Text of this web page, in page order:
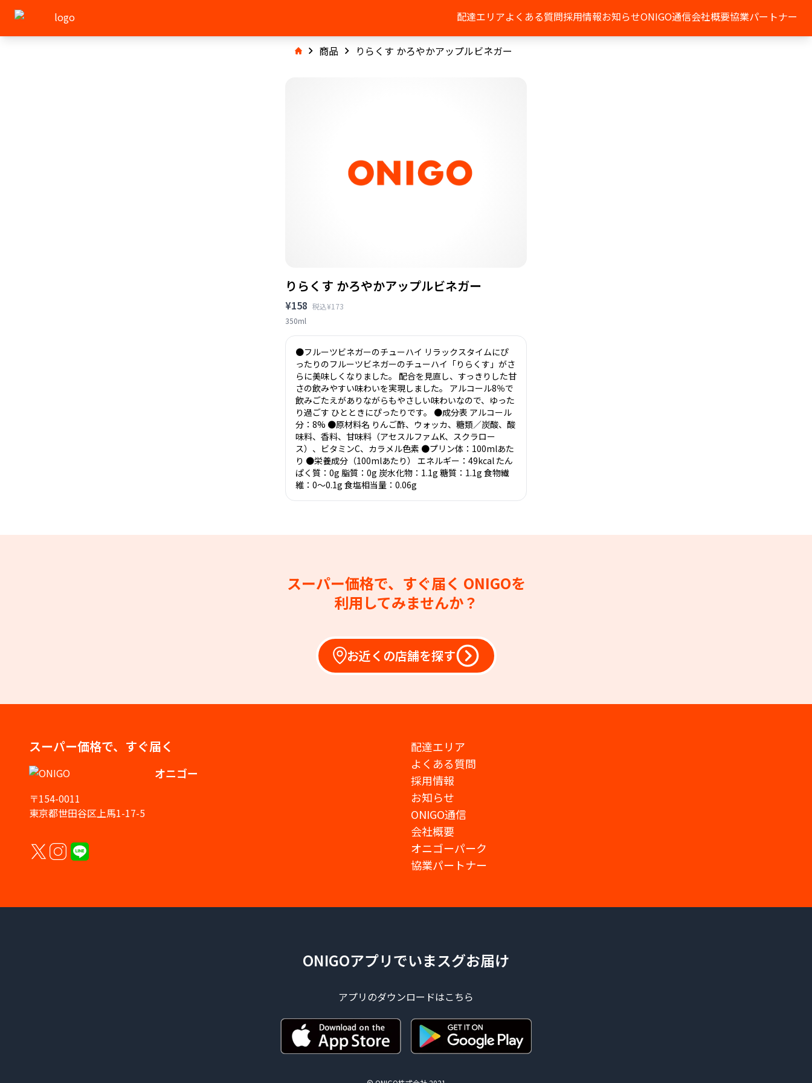
配達エリアよくある質問採用情報お知らせONIGO通信会社概要協業パートナー
商品 りらくす かろやかアップルビネガー
りらくす かろやかアップルビネガー
¥158 税込¥173
350ml
●フルーツビネガーのチューハイ リラックスタイムにぴ
ったりのフルーツビネガーのチューハイ「りらくす」がさ
らに美味しくなりました。 配合を見直し、すっきりした甘
さの飲みやすい味わいを実現しました。 アルコール8％で
飲みごたえがありながらもやさしい味わいなので、ゆった
り過ごす ひとときにぴったりです。 ●成分表 アルコール
分：8% ●原材料名 りんご酢、ウォッカ、糖類／炭酸、酸
味料、香料、甘味料（アセスルファムK、スクラロー
ス）、ビタミンC、カラメル色素 ●プリン体：100mlあた
り ●栄養成分（100mlあたり） エネルギー：49kcal たん
ぱく質：0g 脂質：0g 炭水化物：1.1g 糖質：1.1g 食物繊
維：0～0.1g 食塩相当量：0.06g
スーパー価格で、すぐ届く ONIGOを
利用してみませんか？
お近くの店舗を探す
スーパー価格で、すぐ届く
オニゴー
〒154-0011
東京都世田谷区上馬1-17-5
配達エリア
よくある質問
採用情報
お知らせ
ONIGO通信
会社概要
オニゴーパーク
協業パートナー
ONIGOアプリでいまスグお届け
アプリのダウンロードはこちら